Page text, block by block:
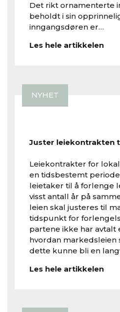
Det rikt ornamenterte
beholdt i sin
inngangsdøren er…
Les hele artikkelen
NYHET
Juster leiekontrakten
Leiekontrakter for
en tidsbestemt
leietaker til å forlenge
visst antall år på
leien skal justeres til
tidspunkt for
partene ikke har
hvordan markedsleien
dette kunne bli en
Les hele artikkelen